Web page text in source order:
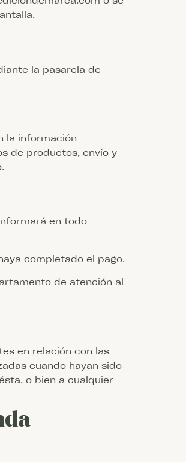
la pasarela de
la información
de productos, envío y
en todo
completado el pago.
de atención al
en relación con las
cuando hayan sido
o bien a cualquier